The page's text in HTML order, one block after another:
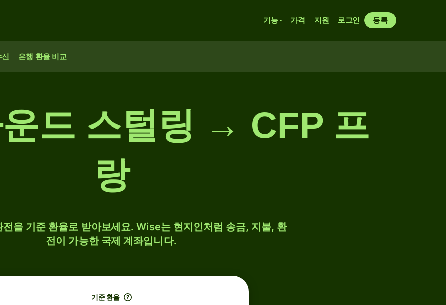
기능 가격 지원 로그인 등록
신 은행 환율 비교
드 스털링 → CFP 프
랑
을 기준 환율로 받아보세요. Wise는 현지인처럼 송금, 지불, 환
전이 가능한 국제 계좌입니다.
기준 환율